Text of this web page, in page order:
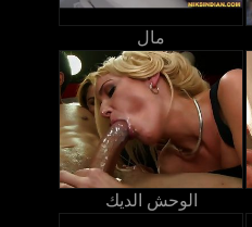
مال
الوحش الديك